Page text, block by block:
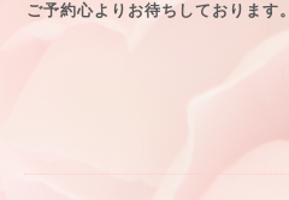
ご予約心よりお待ちしております。